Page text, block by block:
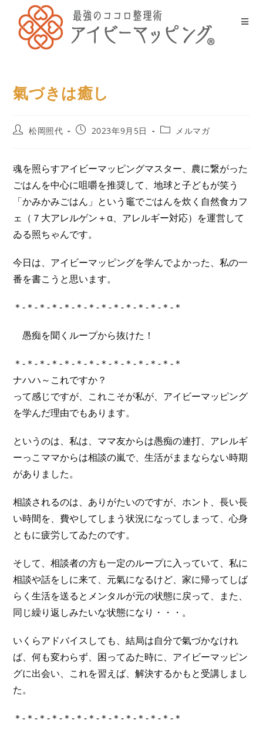
氣づきは癒し
松岡照代 2023年9月5日 メルマガ
魂を照らすアイビーマッピングマスター、農に繋がった
ごはんを中心に咀嚼を推奨して、地球と子どもが笑う
「かみかみごはん」という竈でごはんを炊く自然食カフ
ェ（７大アレルゲン＋α、アレルギー対応）を運営して
ゐる照ちゃんです。
今日は、アイビーマッピングを学んでよかった、私の一
番を書こうと思います。
＊-＊-＊-＊-＊-＊-＊-＊-＊-＊-＊-＊-＊-＊
愚痴を聞くループから抜けた！
＊-＊-＊-＊-＊-＊-＊-＊-＊-＊-＊-＊-＊-＊
ナハハ～これですか？
って感じですが、これこそが私が、アイビーマッピング
を学んだ理由でもあります。
というのは、私は、ママ友からは愚痴の連打、アレルギ
ーっこママからは相談の嵐で、生活がままならない時期
がありました。
相談されるのは、ありがたいのですが、ホント、長い長
い時間を、費やしてしまう状況になってしまって、心身
ともに疲労してゐたのです。
そして、相談者の方も一定のループに入っていて、私に
相談や話をしに来て、元氣になるけど、家に帰ってしば
らく生活を送るとメンタルが元の状態に戻って、また、
同じ繰り返しみたいな状態になり・・・。
いくらアドバイスしても、結局は自分で氣づかなけれ
ば、何も変わらず、困ってゐた時に、アイビーマッピン
グに出会い、これを習えば、解決するかもと受講しまし
た。
＊-＊-＊-＊-＊-＊-＊-＊-＊-＊-＊-＊-＊-＊